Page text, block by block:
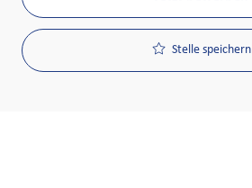
Stelle speichern